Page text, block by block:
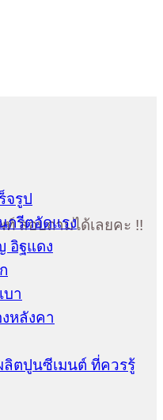
สอบถามได้เลยคะ !!
จรูป
กรีตอัดแรง
อิฐแดง
บา
หลังคา
ลิตปูนซีเมนต์ ที่ควรรู้